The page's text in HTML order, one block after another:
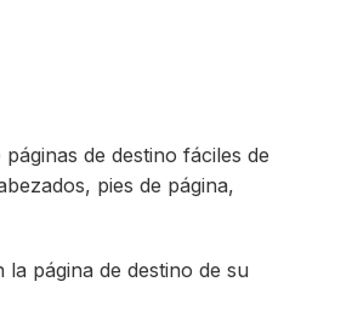
de destino fáciles de
pies de página,
página de destino de su